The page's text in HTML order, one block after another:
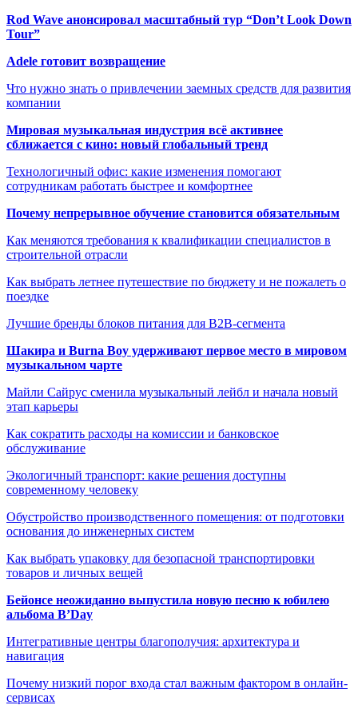
Rod Wave анонсировал масштабный тур “Don’t Look Down
Tour”
Adele готовит возвращение
Что нужно знать о привлечении заемных средств для развития
компании
Мировая музыкальная индустрия всё активнее
сближается с кино: новый глобальный тренд
Технологичный офис: какие изменения помогают
сотрудникам работать быстрее и комфортнее
Почему непрерывное обучение становится обязательным
Как меняются требования к квалификации специалистов в
строительной отрасли
Как выбрать летнее путешествие по бюджету и не пожалеть о
поездке
Лучшие бренды блоков питания для B2B-сегмента
Шакира и Burna Boy удерживают первое место в мировом
музыкальном чарте
Майли Сайрус сменила музыкальный лейбл и начала новый
этап карьеры
Как сократить расходы на комиссии и банковское
обслуживание
Экологичный транспорт: какие решения доступны
современному человеку
Обустройство производственного помещения: от подготовки
основания до инженерных систем
Как выбрать упаковку для безопасной транспортировки
товаров и личных вещей
Бейонсе неожиданно выпустила новую песню к юбилею
альбома B’Day
Интегративные центры благополучия: архитектура и
навигация
Почему низкий порог входа стал важным фактором в онлайн-
сервисах